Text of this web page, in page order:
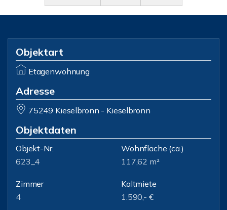
Objektart
Etagenwohnung
Adresse
75249 Kieselbronn - Kieselbronn
Objektdaten
Objekt-Nr.
623_4
Wohnfläche (ca.)
117,62 m²
Zimmer
4
Kaltmiete
1.590,- €